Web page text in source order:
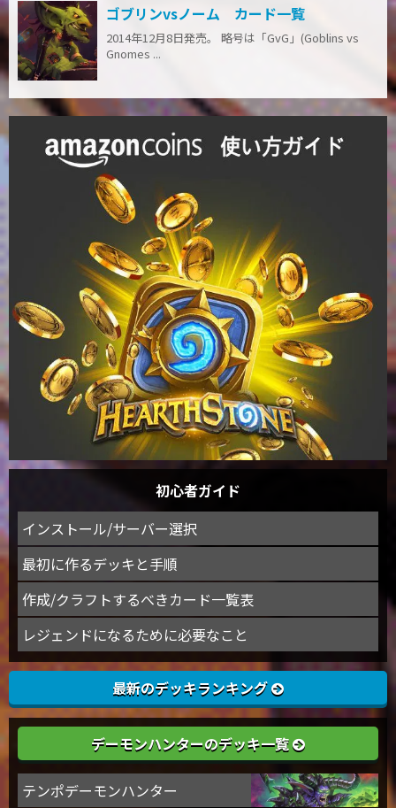
ゴブリンvsノーム カード一覧
2014年12月8日発売。 略号は「GvG」(Goblins vs
Gnomes ...
初心者ガイド
インストール/サーバー選択
最初に作るデッキと手順
作成/クラフトするべきカード一覧表
レジェンドになるために必要なこと
最新のデッキランキング
デーモンハンターのデッキ一覧
テンポデーモンハンター